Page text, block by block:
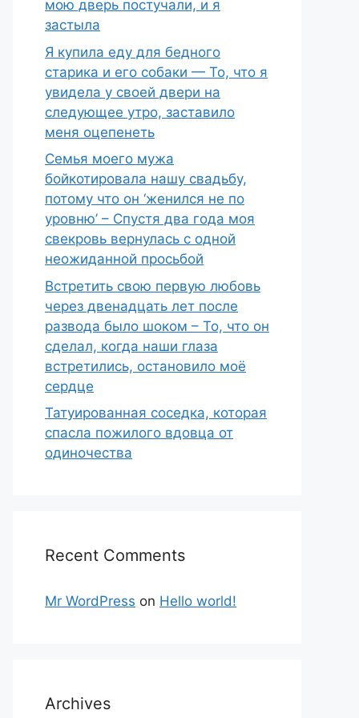
мою дверь постучали, и я
застыла
Я купила еду для бедного
старика и его собаки — То, что я
увидела у своей двери на
следующее утро, заставило
меня оцепенеть
Семья моего мужа
бойкотировала нашу свадьбу,
потому что он ‘женился не по
уровню’ – Спустя два года моя
свекровь вернулась с одной
неожиданной просьбой
Встретить свою первую любовь
через двенадцать лет после
развода было шоком – То, что он
сделал, когда наши глаза
встретились, остановило моё
сердце
Татуированная соседка, которая
спасла пожилого вдовца от
одиночества
Recent Comments
Mr WordPress on Hello world!
Archives